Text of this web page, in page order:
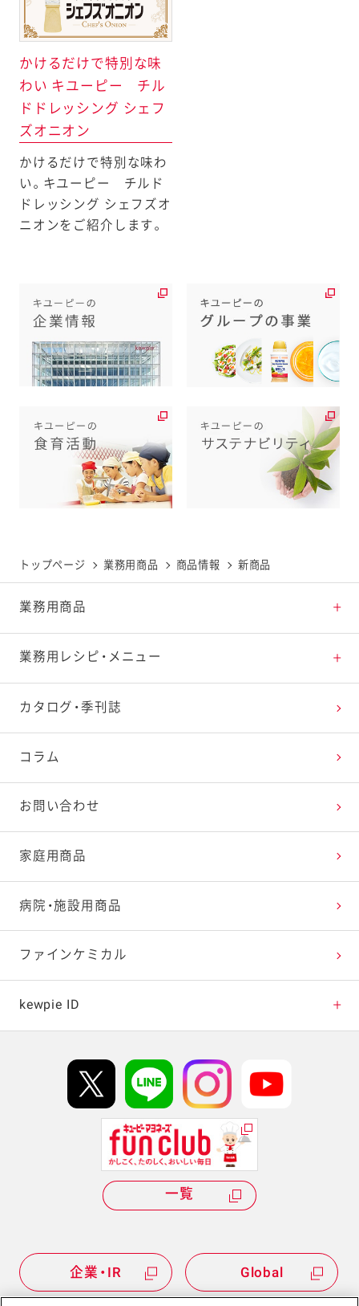
キユーピー
ハーフ
ほしえぬ
オイルソース（レモン＆
オイルソース（ガーリッ
＆ペパー）
キユーピーのサラダ
大地のはぐくみじゃが
いものサラダ
たまごサラダ（マイル
キユーピーのサラダ
たまごサラダ（マイル
キユーピーのサラダ
たまごサラダ（コク＆う
キユーピー
アボカドスプレッド
たまご好きのためのた
まごサラダ
デジタルカタログで見る
具たっぷりソース 焼肉
のたれ
キユーピーのサラダ
キユーピーのサラダ
エルデリポテトサラダ
寿司用たまごシート
凍結たまご（ライトテイ
かけるだけで特別な味
わい キユーピー チル
ドドレッシング シェフ
ズオニオン
かけるだけで特別な味わ
い。キユーピー チルド
ドレッシング シェフズオ
ニオンをご紹介します。
トップページ 業務用商品 商品情報 新商品
企業・IR Global
業務用商品
商品一覧
新商品
おすすめ特集
商品紹介動画一覧
業務用レシピ・メニュー
レシピトップ
レシピを探す
たまご料理で楽しむイースター
パンを皿にサラダでおいしく！サラぱん
ペイザンヌサラダ
ベジコンボ
ベジつまレシピ
カタログ・季刊誌
コラム
お問い合わせ
家庭用商品
病院・施設用商品
ファインケミカル
kewpie ID
Hi! kewpieについて
Qummyについて
一覧